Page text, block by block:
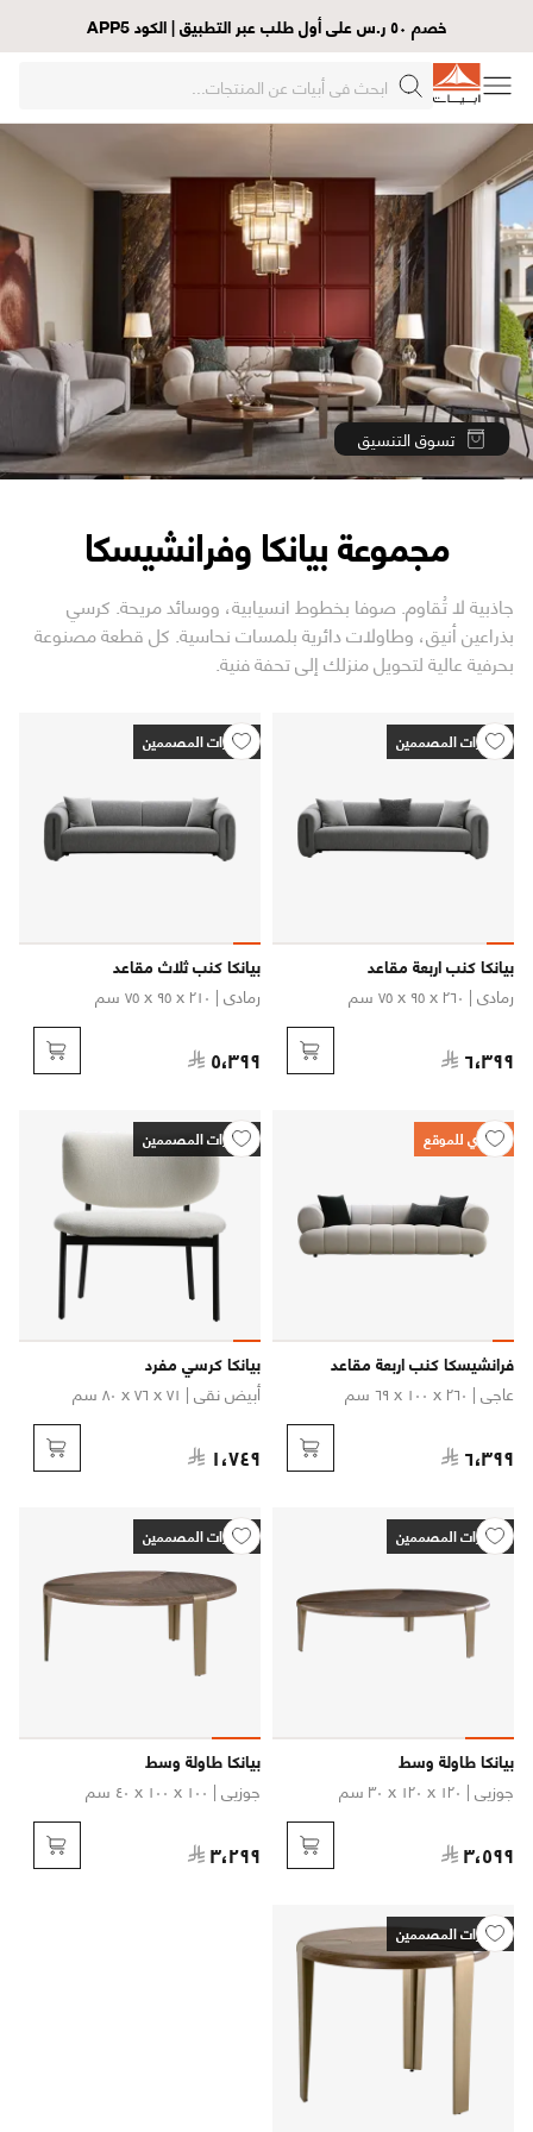
خصم ٥٠ ر.س على أول طلب عبر التطبيق | الكود APP5
تسوق التنسيق
مجموعة بيانكا وفرانشيسكا
جاذبية لا تُقاوم. صوفا بخطوط انسيابية، ووسائد مريحة. كرسي
بذراعين أنيق، وطاولات دائرية بلمسات نحاسية. كل قطعة مصنوعة
بحرفية عالية لتحويل منزلك إلى تحفة فنية.
اختيارات المصممين
بيانكا كنب اربعة مقاعد
رمادي | ٢٦٠ x ٩٥ x ٧٥ سم
٦،٣٩٩
اختيارات المصممين
بيانكا كنب ثلاث مقاعد
رمادي | ٢١٠ x ٩٥ x ٧٥ سم
٥،٣٩٩
حصري للموقع
فرانشيسكا كنب اربعة مقاعد
عاجي | ٢٦٠ x ١٠٠ x ٦٩ سم
٦،٣٩٩
اختيارات المصممين
بيانكا كرسي مفرد
أبيض نقي | ٧١ x ٧٦ x ٨٠ سم
١،٧٤٩
اختيارات المصممين
بيانكا طاولة وسط
جوزيي | ١٢٠ x ١٢٠ x ٣٠ سم
٣،٥٩٩
اختيارات المصممين
بيانكا طاولة وسط
جوزيي | ١٠٠ x ١٠٠ x ٤٠ سم
٣،٢٩٩
اختيارات المصممين